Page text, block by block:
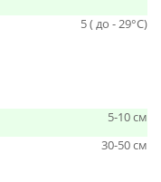
5 ( до - 29°С)
5-10 см
30-50 см